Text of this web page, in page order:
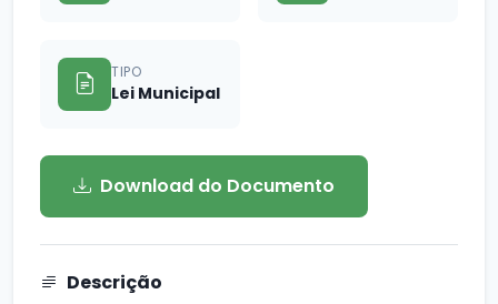
TIPO
Lei Municipal
Download do Documento
Descrição